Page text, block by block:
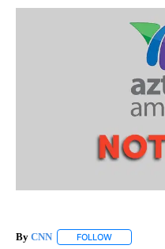
By CNN FOLLOW